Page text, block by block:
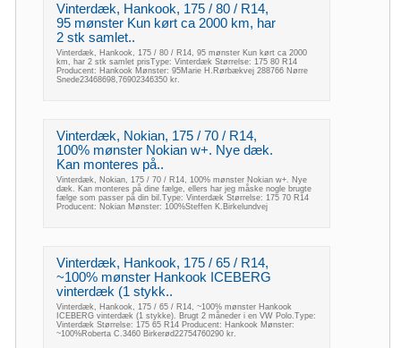
Vinterdæk, Hankook, 175 / 80 / R14,
95 mønster Kun kørt ca 2000 km, har
2 stk samlet..
Vinterdæk, Hankook, 175 / 80 / R14, 95 mønster Kun kørt ca 2000
km, har 2 stk samlet prisType: Vinterdæk Størrelse: 175 80 R14
Producent: Hankook Mønster: 95Marie H.Rørbækvej 288766 Nørre
Snede23468698,76902346350 kr.
Vinterdæk, Nokian, 175 / 70 / R14,
100% mønster Nokian w+. Nye dæk.
Kan monteres på..
Vinterdæk, Nokian, 175 / 70 / R14, 100% mønster Nokian w+. Nye
dæk. Kan monteres på dine fælge, ellers har jeg måske nogle brugte
fælge som passer på din bil.Type: Vinterdæk Størrelse: 175 70 R14
Producent: Nokian Mønster: 100%Steffen K.Birkelundvej
Vinterdæk, Hankook, 175 / 65 / R14,
~100% mønster Hankook ICEBERG
vinterdæk (1 stykk..
Vinterdæk, Hankook, 175 / 65 / R14, ~100% mønster Hankook
ICEBERG vinterdæk (1 stykke). Brugt 2 måneder i en VW Polo.Type:
Vinterdæk Størrelse: 175 65 R14 Producent: Hankook Mønster:
~100%Roberta C.3460 Birkerød22754760290 kr.